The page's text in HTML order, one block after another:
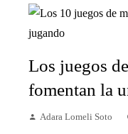
Los juegos
fomentan la
Adara Lomeli Soto